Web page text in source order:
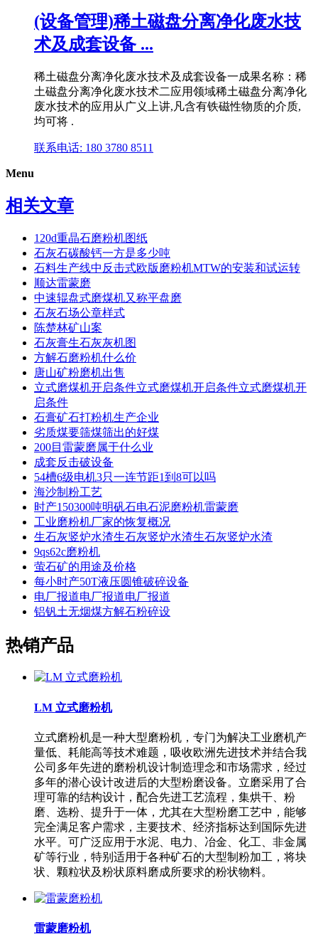
(设备管理)稀土磁盘分离净化废水技
术及成套设备 ...
稀土磁盘分离净化废水技术及成套设备一成果名称：稀
土磁盘分离净化废水技术二应用领域稀土磁盘分离净化
废水技术的应用从广义上讲,凡含有铁磁性物质的介质,
均可将 .
联系电话: 180 3780 8511
Menu
相关文章
120d重晶石磨粉机图纸
石灰石碳酸钙一方是多少吨
石料生产线中反击式欧版磨粉机MTW的安装和试运转
顺达雷蒙磨
中速辊盘式磨煤机又称平盘磨
石灰石场公章样式
陈楚林矿山案
石灰膏生石灰灰机图
方解石磨粉机什么价
唐山矿粉磨机出售
立式磨煤机开启条件立式磨煤机开启条件立式磨煤机开
启条件
石膏矿石打粉机生产企业
劣质煤要筛煤筛出的好煤
200目雷蒙磨属于什么业
成套反击破设备
54槽6级电机3只一连节距1到8可以吗
海沙制粉工艺
时产150300吨明矾石电石泥磨粉机雷蒙磨
工业磨粉机厂家的恢复概况
生石灰竖炉水渣生石灰竖炉水渣生石灰竖炉水渣
9qs62c磨粉机
萤石矿的用途及价格
每小时产50T液压圆锥破碎设备
电厂报道电厂报道电厂报道
铝钒土无烟煤方解石粉碎设
热销产品
LM 立式磨粉机
立式磨粉机是一种大型磨粉机，专门为解决工业磨机产
量低、耗能高等技术难题，吸收欧洲先进技术并结合我
公司多年先进的磨粉机设计制造理念和市场需求，经过
多年的潜心设计改进后的大型粉磨设备。立磨采用了合
理可靠的结构设计，配合先进工艺流程，集烘干、粉
磨、选粉、提升于一体，尤其在大型粉磨工艺中，能够
完全满足客户需求，主要技术、经济指标达到国际先进
水平。可广泛应用于水泥、电力、冶金、化工、非金属
矿等行业，特别适用于各种矿石的大型制粉加工，将块
状、颗粒状及粉状原料磨成所要求的粉状物料。
雷蒙磨粉机